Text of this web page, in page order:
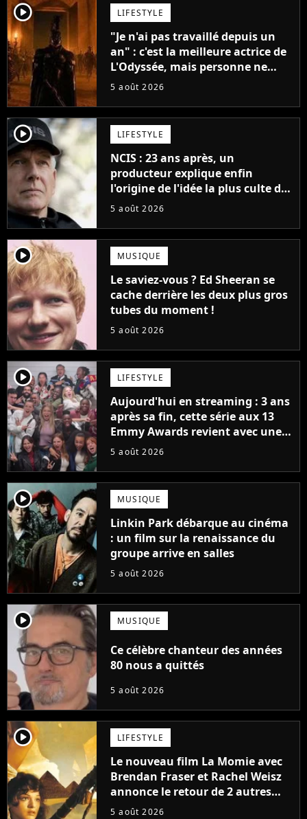
player2 LIFESTYLE
"Je n'ai pas travaillé depuis un
an" : c'est la meilleure actrice de
L'Odyssée, mais personne ne
veut lui donner de rôle au
5 août 2026
player2 LIFESTYLE
NCIS : 23 ans après, un
producteur explique enfin
l'origine de l'idée la plus culte de
la série (et on ne parle pas du
5 août 2026
player2 MUSIQUE
Le saviez-vous ? Ed Sheeran se
cache derrière les deux plus gros
tubes du moment !
5 août 2026
player2 LIFESTYLE
Aujourd'hui en streaming : 3 ans
après sa fin, cette série aux 13
Emmy Awards revient avec une
suite... totalement différente
5 août 2026
player2 MUSIQUE
Linkin Park débarque au cinéma
: un film sur la renaissance du
groupe arrive en salles
5 août 2026
player2 MUSIQUE
Ce célèbre chanteur des années
80 nous a quittés
5 août 2026
player2 LIFESTYLE
Le nouveau film La Momie avec
Brendan Fraser et Rachel Weisz
annonce le retour de 2 autres
personnages emblématiques de
5 août 2026